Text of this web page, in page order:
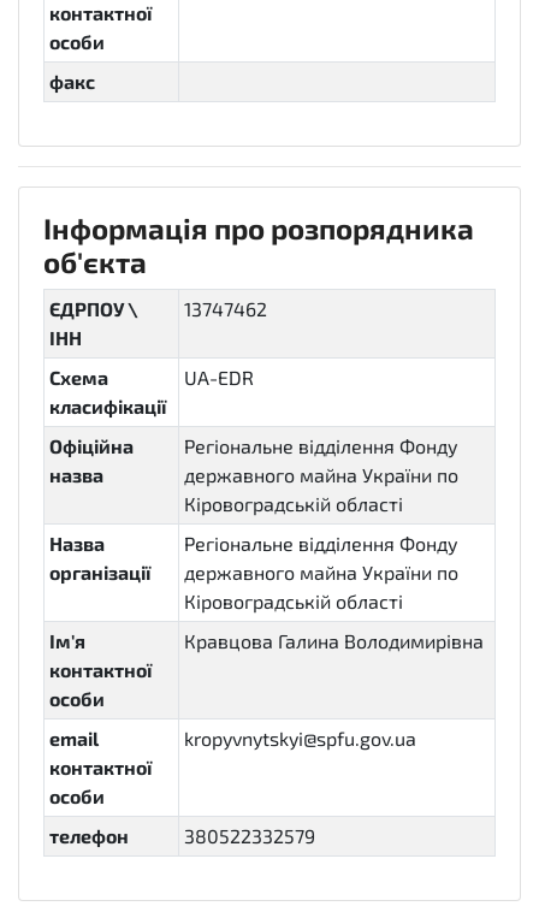
контактної
особи
факс
Інформація про розпорядника
об'єкта
ЄДРПОУ \
ІНН
13747462
Схема
класифікації
UA-EDR
Офіційна
назва
Регіональне відділення Фонду
державного майна України по
Кіровоградській області
Назва
організації
Регіональне відділення Фонду
державного майна України по
Кіровоградській області
Ім'я
контактної
особи
Кравцова Галина Володимирівна
email
контактної
особи
kropyvnytskyi@spfu.gov.ua
телефон 380522332579